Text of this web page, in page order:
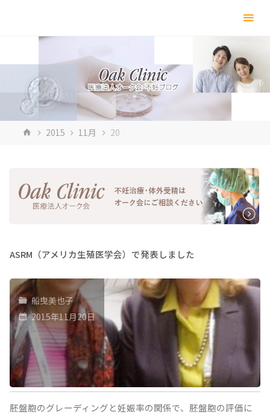
キ
ホ 2015 11月 20
ASRM（アメリカ生殖医学会）で発表しました
船曳美也子
2015年11月20日
胚盤胞のグレーディングと妊娠率の関係で、胚盤胞の評価に